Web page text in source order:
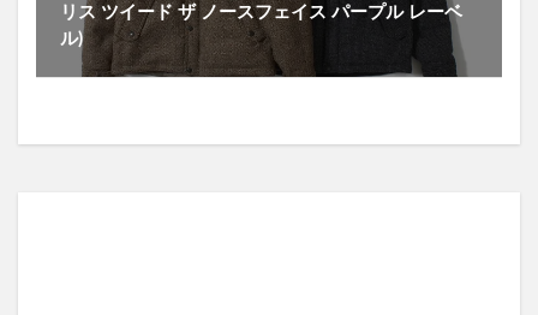
リス ツイード ザ ノースフェイス パープル レーベ
ル)